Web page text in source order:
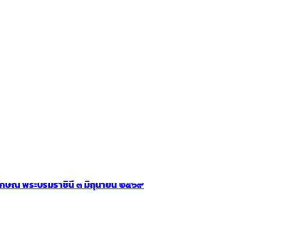
กษณ พระบรมราชินี ๓ มิถุนายน ๒๕๖๙